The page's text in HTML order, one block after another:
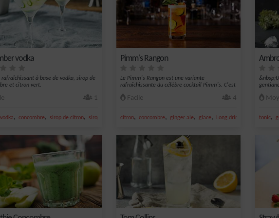
vodka
rafraîchissant à base de vodka, sirop de
et citron vert.
1
vodka, concombre, sirop de citron, sirop de concombre
Pimm's Rangon
Le Pimm's Rangon est une variante
rafraîchissante du célèbre cocktail Pimm's. C'est
Facile 4
citron, concombre, ginger ale, glace, Long drink tonic,